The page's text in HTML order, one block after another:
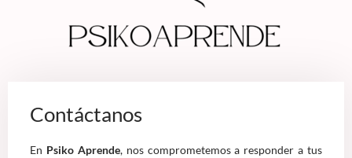
Contáctanos
En Psiko Aprende, nos comprometemos a responder a tus